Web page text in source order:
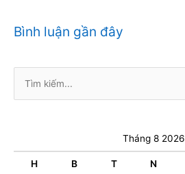
Bình luận gần đây
kiếm:
Tháng 8 2026
H B T N